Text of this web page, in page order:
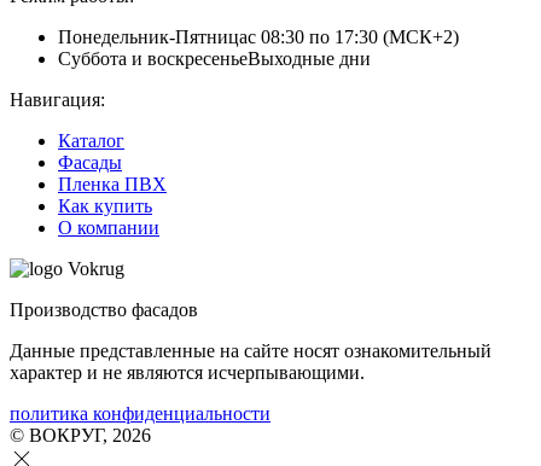
Понедельник-Пятницас 08:30 по 17:30 (МСК+2)
Суббота и воскресеньеВыходные дни
Навигация:
Каталог
Фасады
Пленка ПВХ
Как купить
О компании
Производство фасадов
Данные представленные на сайте носят ознакомительный
характер и не являются исчерпывающими.
политика конфиденциальности
© ВОКРУГ, 2026